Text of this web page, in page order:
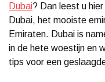
Dubai? Dan leest u
Dubai, het mooiste
Emiraten. Dubai is
in de hete woestijn en
tips voor een